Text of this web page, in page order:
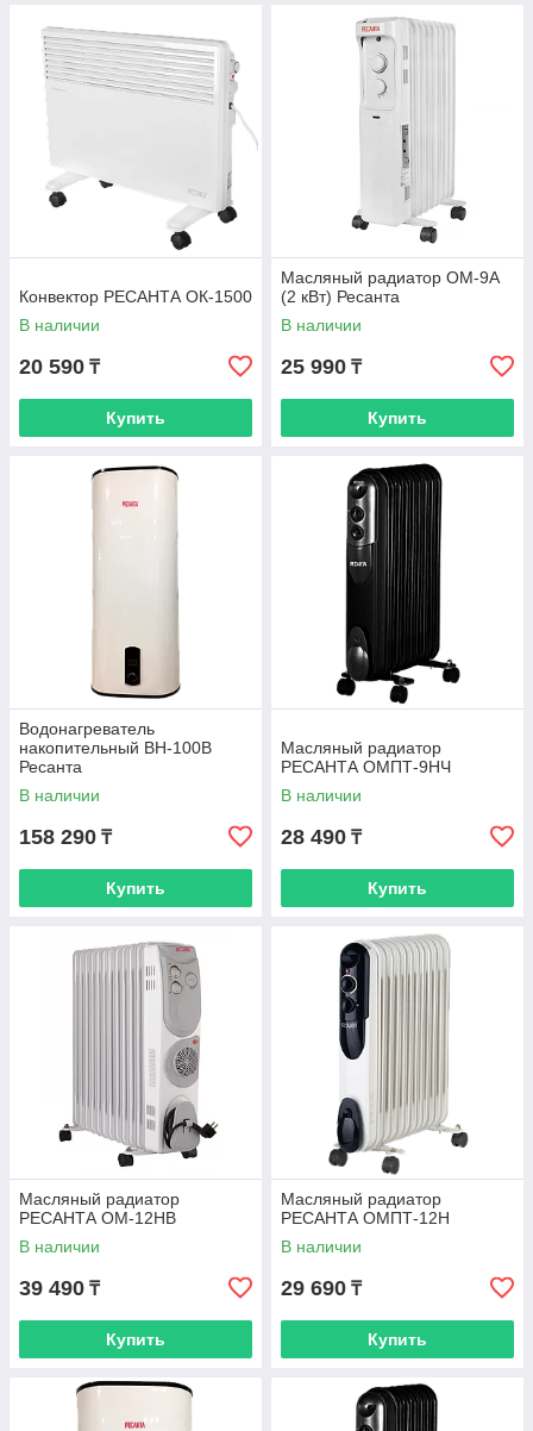
Конвектор РЕСАНТА ОК-1500
В наличии
20 590 ₸
Купить
Масляный радиатор ОМ-9А
(2 кВт) Ресанта
В наличии
25 990 ₸
Купить
Водонагреватель
накопительный ВН-100В
Ресанта
В наличии
158 290 ₸
Купить
Масляный радиатор
РЕСАНТА ОМПТ-9НЧ
В наличии
28 490 ₸
Купить
Масляный радиатор
РЕСАНТА ОМ-12НВ
В наличии
39 490 ₸
Купить
Масляный радиатор
РЕСАНТА ОМПТ-12Н
В наличии
29 690 ₸
Купить